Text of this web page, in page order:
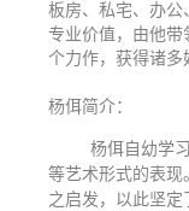
板房、私宅、办公
专业价值，由他带
个力作，获得诸多
杨佴简介：
杨佴自幼学
等艺术形式的表现
之启发，以此坚定